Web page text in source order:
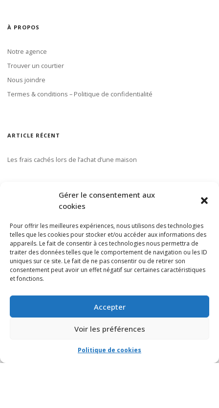
Gérer le consentement aux
cookies
Pour offrir les meilleures expériences, nous utilisons des technologies
telles que les cookies pour stocker et/ou accéder aux informations des
appareils. Le fait de consentir à ces technologies nous permettra de
traiter des données telles que le comportement de navigation ou les ID
uniques sur ce site. Le fait de ne pas consentir ou de retirer son
consentement peut avoir un effet négatif sur certaines caractéristiques
et fonctions.
Accepter
Voir les préférences
Politique de cookies
À PROPOS
Notre agence
Trouver un courtier
Nous joindre
Termes & conditions – Politique de confidentialité
ARTICLE RÉCENT
Les frais cachés lors de l’achat d’une maison